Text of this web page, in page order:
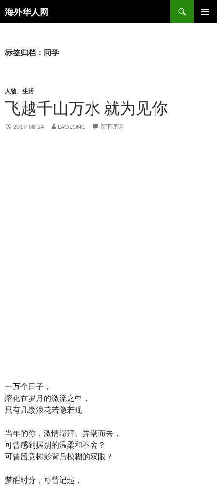
海外华人网
搜
索
文
标签归档：同学
人物、 生活
飞越千山万水 就为见你
2019-08-24 LAOLONG 留下评论
一万个日子，
溶化在岁月的激流之中，
只有几缕浪花若隐若现
当年的你，激情澎拜、弄潮而去，
可曾感到握别的温柔和不舍？
可曾留意树影背后模糊的双眼？
梦醒时分，可曾记起，